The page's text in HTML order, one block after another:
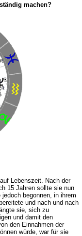
machen?
Lebenszeit. Nach der
15 Jahren sollte sie nun
begonnen, in ihrem
und nach und nach
sie, sich zu
und damit den
den Einnahmen der
würde, war für sie